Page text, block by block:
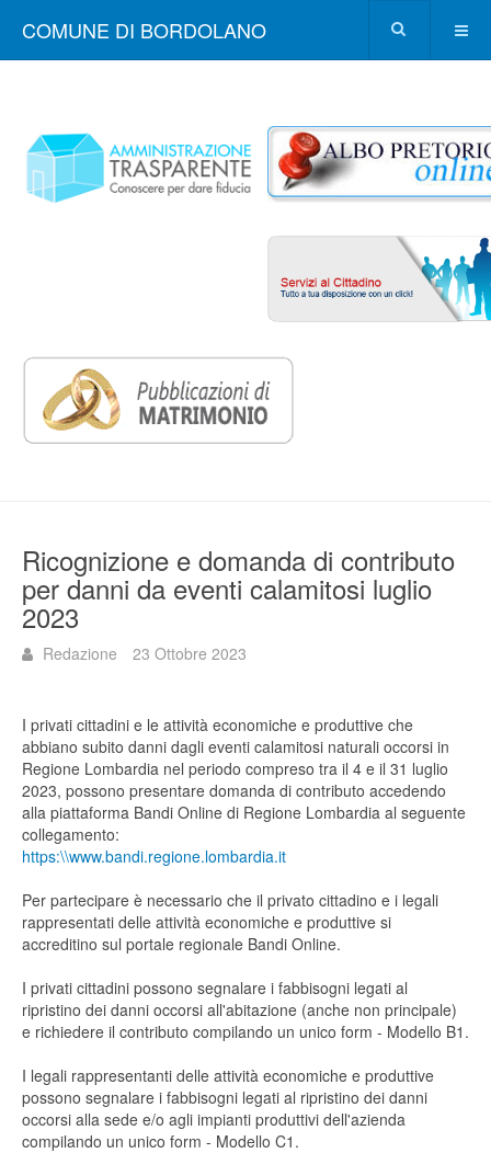
COMUNE DI BORDOLANO
Ricognizione e domanda di contributo
per danni da eventi calamitosi luglio
2023
Redazione 23 Ottobre 2023
I privati cittadini e le attività economiche e produttive che
abbiano subito danni dagli eventi calamitosi naturali occorsi in
Regione Lombardia nel periodo compreso tra il 4 e il 31 luglio
2023, possono presentare domanda di contributo accedendo
alla piattaforma Bandi Online di Regione Lombardia al seguente
collegamento:
https:\\www.bandi.regione.lombardia.it
Per partecipare è necessario che il privato cittadino e i legali
rappresentati delle attività economiche e produttive si
accreditino sul portale regionale Bandi Online.
I privati cittadini possono segnalare i fabbisogni legati al
ripristino dei danni occorsi all'abitazione (anche non principale)
e richiedere il contributo compilando un unico form - Modello B1.
I legali rappresentanti delle attività economiche e produttive
possono segnalare i fabbisogni legati al ripristino dei danni
occorsi alla sede e/o agli impianti produttivi dell'azienda
compilando un unico form - Modello C1.